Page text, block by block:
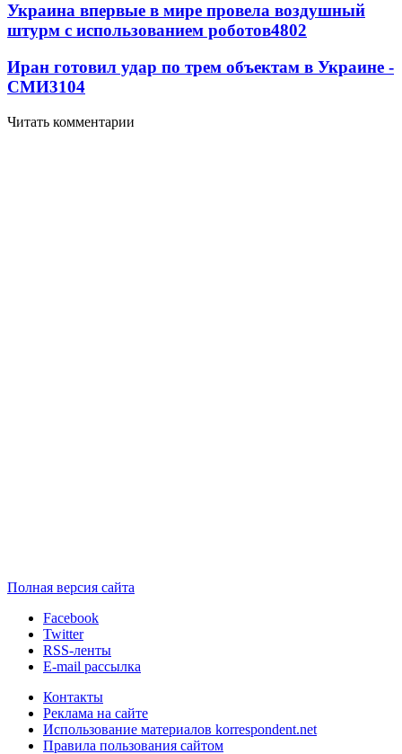
Украина впервые в мире провела воздушный
штурм с использованием роботов4802
Иран готовил удар по трем объектам в Украине -
СМИ3104
Читать комментарии
Полная версия сайта
Facebook
Twitter
RSS-ленты
E-mail рассылка
Контакты
Реклама на сайте
Использование материалов korrespondent.net
Правила пользования сайтом